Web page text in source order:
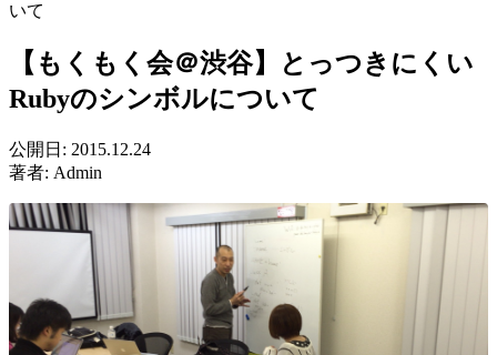
いて
【もくもく会＠渋谷】とっつきにくい
Rubyのシンボルについて
公開日: 2015.12.24
著者: Admin